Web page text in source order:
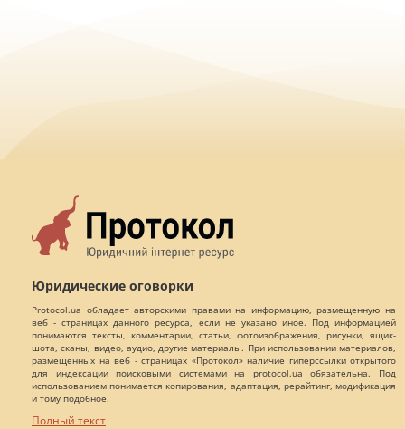
Юридические оговорки
Protocol.ua обладает авторскими правами на информацию, размещенную на
веб - страницах данного ресурса, если не указано иное. Под информацией
понимаются тексты, комментарии, статьи, фотоизображения, рисунки, ящик-
шота, сканы, видео, аудио, другие материалы. При использовании материалов,
размещенных на веб - страницах «Протокол» наличие гиперссылки открытого
для индексации поисковыми системами на protocol.ua обязательна. Под
использованием понимается копирования, адаптация, рерайтинг, модификация
и тому подобное.
Полный текст